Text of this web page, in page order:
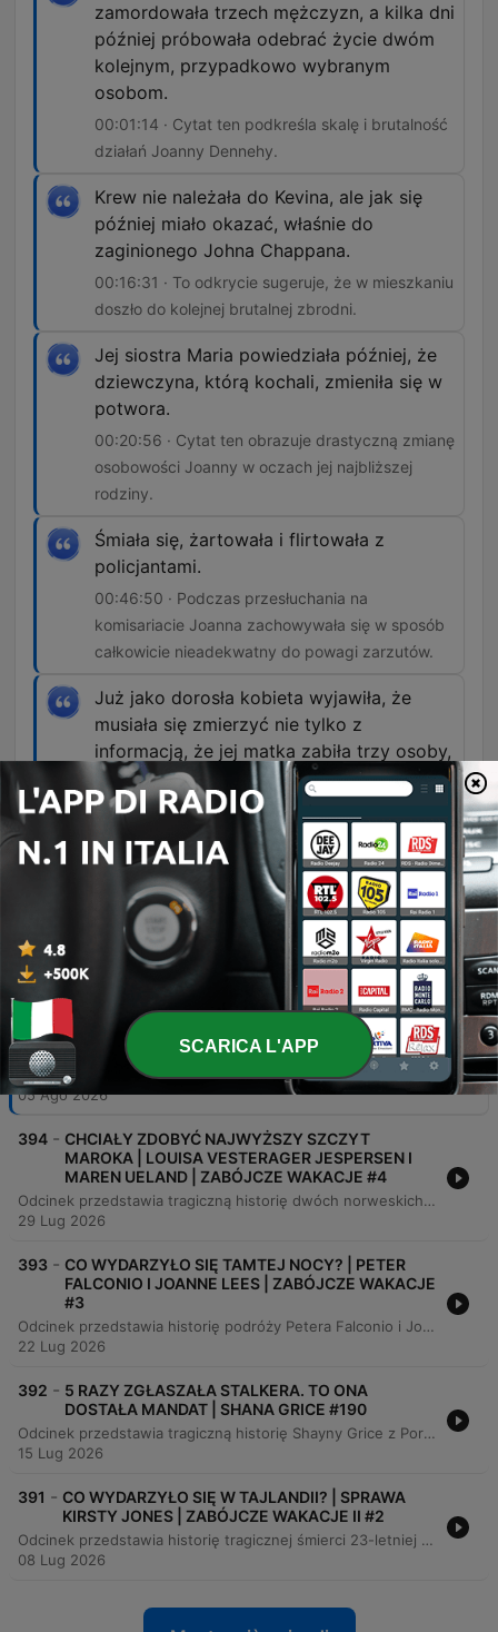
zamordowała trzech mężczyzn, a kilka dni
później próbowała odebrać życie dwóm
kolejnym, przypadkowo wybranym
osobom.
00:01:14 · Cytat ten podkreśla skalę i brutalność
działań Joanny Dennehy.
Krew nie należała do Kevina, ale jak się
później miało okazać, właśnie do
zaginionego Johna Chappana.
00:16:31 · To odkrycie sugeruje, że w mieszkaniu
doszło do kolejnej brutalnej zbrodni.
Jej siostra Maria powiedziała później, że
dziewczyna, którą kochali, zmieniła się w
potwora.
00:20:56 · Cytat ten obrazuje drastyczną zmianę
osobowości Joanny w oczach jej najbliższej
rodziny.
Śmiała się, żartowała i flirtowała z
policjantami.
00:46:50 · Podczas przesłuchania na
komisariacie Joanna zachowywała się w sposób
całkowicie nieadekwatny do powagi zarzutów.
Już jako dorosła kobieta wyjawiła, że
musiała się zmierzyć nie tylko z
informacją, że jej matka zabiła trzy osoby,
ale również ze strachem, że sama może
kiedyś stać się taka jak ona.
01:18:03 · Autorka przybliża wewnętrzną walkę
córki Joanny z lękiem przed dziedziczeniem
skłonności do przemocy.
Episodi
395 - NAJGROŹNIEJSZA KOBIETA W WIELKIEJ
BRYTANII? | JOANNA DENNEHY #191
Odcinek przedstawia mroczną historię Joanny Dennehy, która wraz ze wspólnikiem Garym Richardsem dokonała serii brutalnych morderstw. Śledztwo rozpoczęło się od odnalezienia ciała Kevina Lee w rowie melioracyjnym, co doprowadziło do odkrycia powiązań sprawców z kolejnymi ofiarami oraz dowodów na zbrodnię w mieszkaniu lokatora. Narracja przybliża przemianę Joanny z dobrze wychowanej dziewczynki w bezwzględną morderczynię, opisując jej manipulacje, procesy sądowe oraz tragiczne skutki jej działań dla bliskich, w tym dla jej własnej córki Cheyenne.
05 Ago 2026
394 - CHCIAŁY ZDOBYĆ NAJWYŻSZY SZCZYT
MAROKA | LOUISA VESTERAGER JESPERSEN I
MAREN UELAND | ZABÓJCZE WAKACJE #4
Odcinek przedstawia tragiczną historię dwóch norweskich turystek, Luisy i Maren, które zostały zamordowane podczas wyprawy w góry Atlas w Maroku. Śledztwo ujawniło brutalny atak o podłożu ideologicznym, zaplanowany przez zradykalizowaną grupę jako odwet za wydarzenia w Syrii. Materiał szczegółowo opisuje proces identyfikacji sprawców, przebieg rozprawy sądowej oraz wyroki śmierci wydane na napastników. Przedstawiono również losy rodzin ofiar, które mierzą się ze stratą, oraz działania podejmowane w celu przeciwdziałania radykalizacji.
29 Lug 2026
393 - CO WYDARZYŁO SIĘ TAMTEJ NOCY? | PETER
FALCONIO I JOANNE LEES | ZABÓJCZE WAKACJE
#3
Odcinek przedstawia historię podróży Petera Falconio i Joanne Lees przez Australię, która zakończyła się brutalnym atakiem na Stuart Highway. Podczas próby pomocy przy rzekomej awarii, napastnik porwał Joanne i porzucił ją w buszu, podczas gdy Peter zaginął bez śladu. Śledztwo skupiało się początkowo na analizie zachowania Joanne, co prowadziło do spekulacji i podejrzeń wobec ofiary. Mimo kluczowych dowodów DNA, proces przeciwko Bradleyowi Murdochowi opierał się na trudnej analizie materiału genetycznego. Choć Murdoch został skazany na dożywocie, nigdy nie ujawnił miejsca ukrycia ciała Petera.
22 Lug 2026
392 - 5 RAZY ZGŁASZAŁA STALKERA. TO ONA
DOSTAŁA MANDAT | SHANA GRICE #190
Odcinek przedstawia tragiczną historię Shayny Grice z Portslade, która stała się ofiarą uporczywego nękania przez Michaela Lane'a. Mimo wielokrotnych zgłoszeń na policję i dowodów w postaci nagrań, system zawiódł – Shaina zamiast ochrony otrzymała mandat za rzekome marnowanie czasu funkcjonariuszy, co pozwoliło sprawcy na eskalację przemocy i brutalne morderstwo kobiety w jej własnym domu. Analizujemy proces sądowy Michaela, który został skazany za zabójstwo, oraz błędy policji w reagowaniu na zagrożenie. Przedstawiono również historię innych ofiar sprawcy oraz tragiczne skutki braku odpowiedniej ocena ryzyka przez służby.
15 Lug 2026
391 - CO WYDARZYŁO SIĘ W TAJLANDII? | SPRAWA
KIRSTY JONES | ZABÓJCZE WAKACJE II #2
Odcinek przedstawia historię tragicznej śmierci 23-letniej Kirstie Jones w tajskim Chiang Mai w 2000 roku. Narracja opisuje życie ofiary, jej plany podróżnicze oraz chaos i błędy śledcze tajskiej policji, w tym brak zabezpieczenia miejsca zbrodni oraz trudności w znalezieniu patologa. Śledztwo obfitowało w nieprawidłowości, fałszywe zeznania pracowników pensjonatu oraz kontrowersyjne teorie śledczych, które podważały powagę morderstwa. Mimo odkrycia śladów DNA wskazujących na mężczyznę z Azji Południowo-Wschodniej, sprawa ostatecznie uległa przedawnieniu w 2020 roku, pozostawiając mordercę nieuchwytnym.
08 Lug 2026
SCARICA L'APP